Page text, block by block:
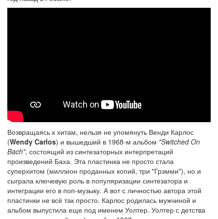
Возвращаясь к хитам, нельзя не упомянуть Венди Карлос
(Wendy Carlos) и вышедший в 1968-м альбом "Switched On
Bach", состоящий из синтезаторных интерпретаций
произведений Баха. Эта пластинка не просто стала
суперхитом (миллион проданных копий, три "Грэмми"), но и
сыграла ключевую роль в популяризации синтезатора и
интеграции его в поп-музыку. А вот с личностью автора этой
пластинки не всё так просто. Карлос родилась мужчиной и
альбом выпустила еще под именем Уолтер. Уолтер с детства